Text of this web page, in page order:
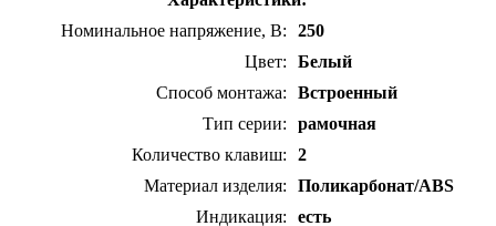
Номинальное напряжение, В:
250
Цвет:
Белый
Способ монтажа:
Встроенный
Тип серии:
рамочная
Количество клавиш:
2
Материал изделия:
Поликарбонат/ABS
Индикация:
есть